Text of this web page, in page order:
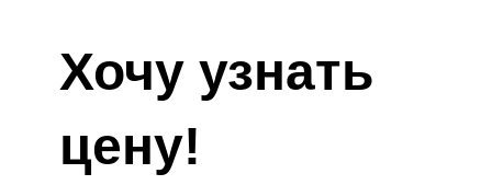
Хочу узнать
цену!